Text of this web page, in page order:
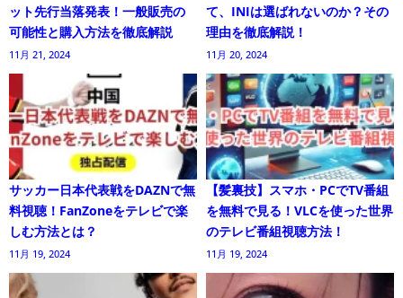
ット先行当落発表！一般販売の
可能性と購入方法を徹底解説
11月 21, 2024
て、INIは選ばれないのか？その
理由を徹底解説！
11月 20, 2024
サッカー日本代表戦をDAZNで無
料視聴！FanZoneをテレビで楽
しむ方法とは？
11月 19, 2024
【髪裏技】スマホ・PCでTV番組
を無料で見る！VLCを使った世界
のテレビ番組視聴方法！
11月 19, 2024